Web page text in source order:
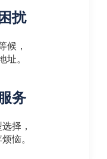
扰
候，
。
务
择，
恼。